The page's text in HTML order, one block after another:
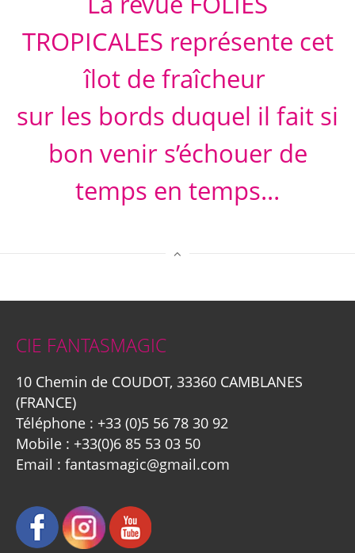
TROPICALES représente cet
îlot de fraîcheur
sur les bords duquel il fait si
bon venir s’échouer de
temps en temps…
CIE FANTASMAGIC
10 Chemin de COUDOT, 33360 CAMBLANES
(FRANCE)
Téléphone : +33 (0)5 56 78 30 92
Mobile : +33(0)6 85 53 03 50
Email : fantasmagic@gmail.com